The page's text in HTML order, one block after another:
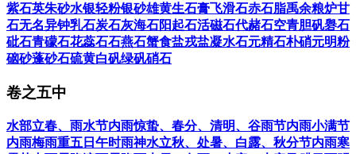
紫石英朱砂水银轻粉银砂雄黄生石膏飞滑石赤石脂禹余粮炉甘
石无名异钟乳石炭石灰海石阳起石活磁石代赭石空青胆矾礜石
砒石青礞石花蕊石石燕石蟹食盐戎盐凝水石元精石朴硝元明粉
硇砂蓬砂石硫黄白矾绿矾硝石
卷之五中
水部立春、雨水节内雨惊蛰、春分、清明、谷雨节内雨小满节
内雨梅雨重五日午时雨神水立秋、处暑、白露、秋分节内雨寒